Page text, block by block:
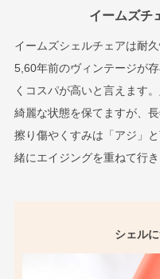
イームズチ
イームズシェルチェアは耐
5,60年前のヴィンテージが
くコスパが高いと言えます
綺麗な状態を保てますが、
擦り傷やくすみは「アジ」
緒にエイジングを重ねて行き
シェル